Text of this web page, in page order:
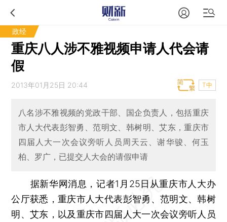
政经
重庆八人涉不雅视频申请人代会请
假
2013年01月25日 20:44 T中
八名涉不雅视频的党政干部、国企负责人，包括重庆
市人大代表彭智勇、范明文、韩树明、艾东，重庆市
四届人大一次会议旁听人员周天云、谢华骏、何玉
柏、罗广，已提交人大会的请假申请
据新华网消息，记者1月25日从重庆市人大办
公厅获悉，重庆市人大代表彭智勇、范明文、韩树
明、艾东，以及重庆市四届人大一次会议旁听人员